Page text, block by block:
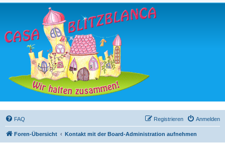
FAQ Anmelden
Registrieren
Foren-Übersicht Kontakt mit der Board-Administration aufnehmen